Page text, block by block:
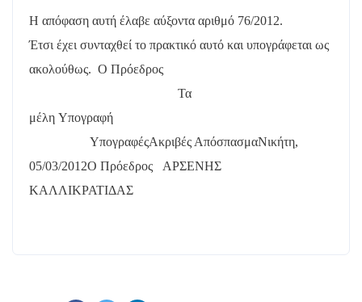
Η απόφαση αυτή έλαβε αύξοντα αριθμό 76/2012.
Έτσι έχει συνταχθεί το πρακτικό αυτό και υπογράφεται ως
ακολούθως. Ο Πρόεδρος
Τα
μέλη Υπογραφή
ΥπογραφέςΑκριβές ΑπόσπασμαΝικήτη,
05/03/2012Ο Πρόεδρος
ΑΡΣΕΝΗΣ
ΚΑΛΛΙΚΡΑΤΙΔΑΣ